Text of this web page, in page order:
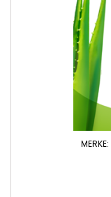
MERKE: